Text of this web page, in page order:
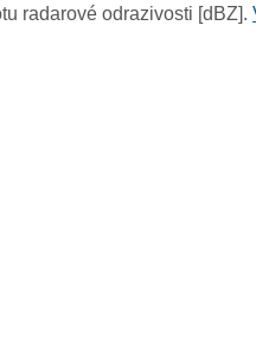
radarové odrazivosti [dBZ].